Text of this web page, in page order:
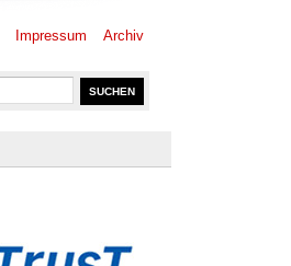
Impressum Archiv